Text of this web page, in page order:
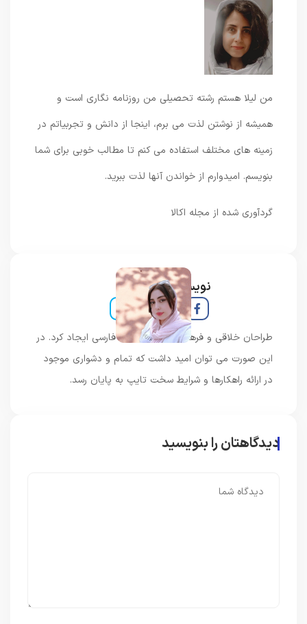
من لیلا هستم رشته تحصیلی من روزنامه نگاری است و
همیشه از نوشتن لذت می برم، اینجا از دانش و تجربیاتم در
زمینه های مختلف استفاده می کنم تا مطالب خوبی برای شما
بنویسم. امیدوارم از خواندن آنها لذت ببرید.
گردآوری شده از مجله اکالا
نویسنده و خبرنگار
طراحان خلاقی و فرهنگ پیشرو در زبان فارسی ایجاد کرد. در
این صورت می توان امید داشت که تمام و دشواری موجود
در ارائه راهکارها و شرایط سخت تایپ به پایان رسد.
دیدگاهتان را بنویسید